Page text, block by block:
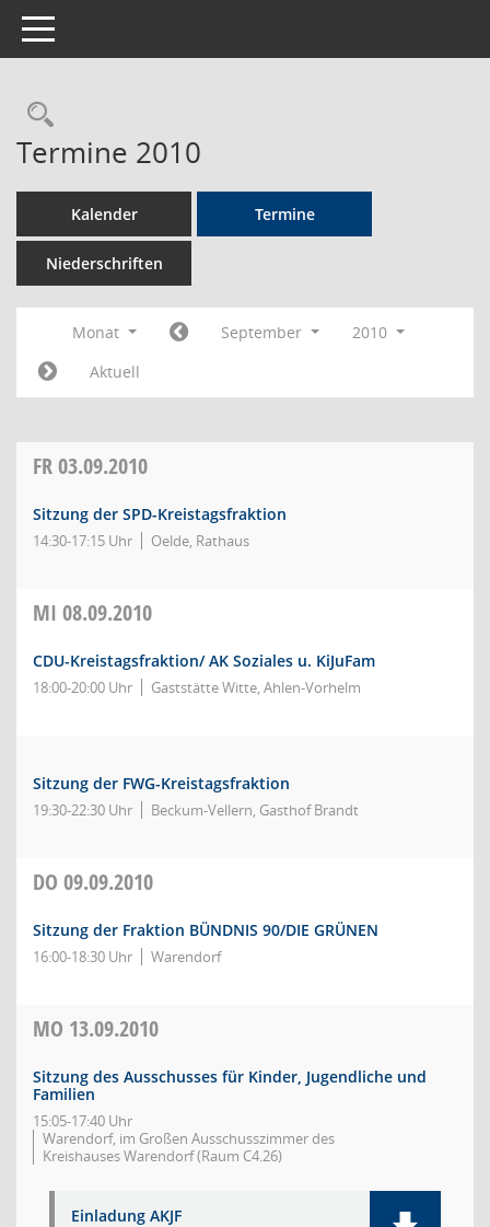
Toggle navigation
Rechercheauswahl
Termine 2010
Kalender Termine
Niederschriften
Monat September
2010
Aktuell
FR03.09.2010
Sitzung der SPD-Kreistagsfraktion
14:30-17:15 Uhr Oelde, Rathaus
MI 08.09.2010
CDU-Kreistagsfraktion/ AK Soziales u. KiJuFam
18:00-20:00 Uhr Gaststätte Witte, Ahlen-Vorhelm
Sitzung der FWG-Kreistagsfraktion
19:30-22:30 Uhr Beckum-Vellern, Gasthof Brandt
DO 09.09.2010
Sitzung der Fraktion BÜNDNIS 90/DIE GRÜNEN
16:00-18:30 Uhr Warendorf
MO 13.09.2010
Sitzung des Ausschusses für Kinder, Jugendliche und
Familien
15:05-17:40 Uhr
Warendorf, im Großen Ausschusszimmer des
Kreishauses Warendorf (Raum C4.26)
Einladung AKJF